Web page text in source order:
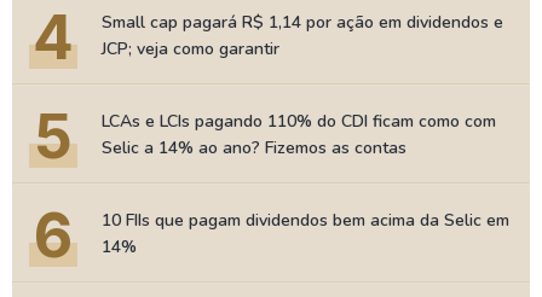
4
Small cap pagará R$ 1,14 por ação em dividendos e
JCP; veja como garantir
5
LCAs e LCIs pagando 110% do CDI ficam como com
Selic a 14% ao ano? Fizemos as contas
6
10 FIIs que pagam dividendos bem acima da Selic em
14%